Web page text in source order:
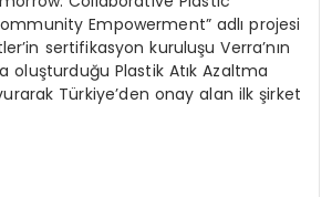
Empowerment” adlı projesi
sertifikasyon kuruluşu Verra’nın
oluşturduğu Plastik Atık Azaltma
Türkiye’den onay alan ilk şirket